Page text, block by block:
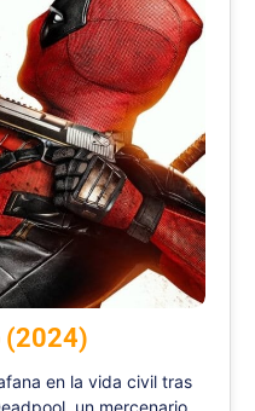
(2024)
en la vida civil tras